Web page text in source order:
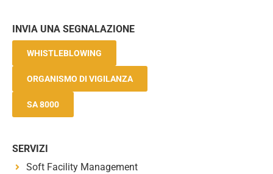
INVIA UNA SEGNALAZIONE
WHISTLEBLOWING
ORGANISMO DI VIGILANZA
SA 8000
SERVIZI
Soft Facility Management